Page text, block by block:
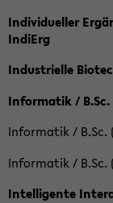
Individueller
IndiErg
Industrielle
Informatik / B.Sc.
Informatik / B.Sc.
Informatik / B.Sc.
Intelligente